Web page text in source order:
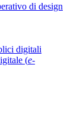
di design
digitali
(e-